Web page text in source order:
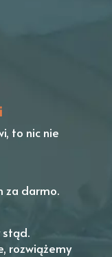
to nic nie
za darmo.
stąd.
rozwiążemy